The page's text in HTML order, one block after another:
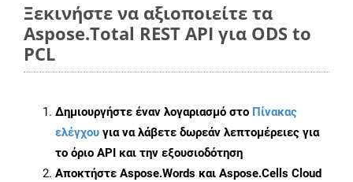
Ξεκινήστε να αξιοποιείτε τα
Aspose.Total REST API για ODS to
PCL
Δημιουργήστε έναν λογαριασμό στο Πίνακας
ελέγχου για να λάβετε δωρεάν λεπτομέρειες για
το όριο API και την εξουσιοδότηση
Αποκτήστε Aspose.Words και Aspose.Cells Cloud